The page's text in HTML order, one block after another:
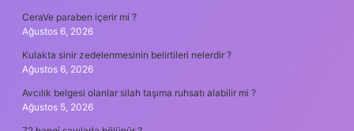
CeraVe paraben içerir mi ?
Ağustos 6, 2026
Kulakta sinir zedelenmesinin belirtileri nelerdir ?
Ağustos 6, 2026
Avcılık belgesi olanlar silah taşıma ruhsatı alabilir mi ?
Ağustos 5, 2026